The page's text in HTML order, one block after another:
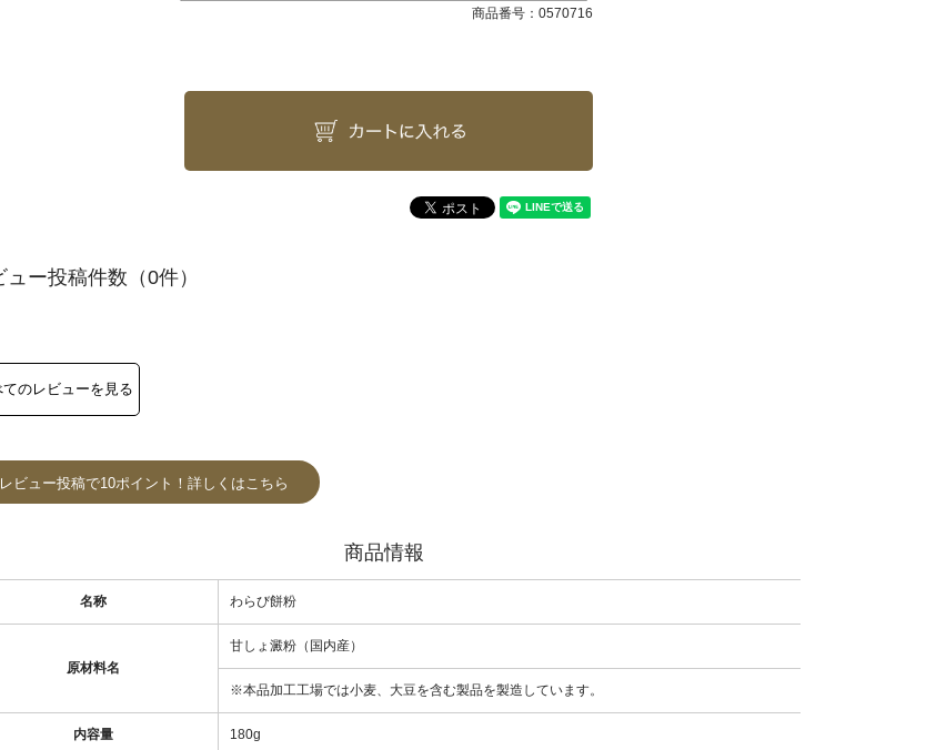
商品番号： 0570716
（0件）
レビュー投稿で10ポイント！詳しくはこちら
商品情報
名称 わらび餅粉
原材料名
甘しょ澱粉（国内産）
※本品加工工場では小麦、大豆を含む製品を製造しています。
内容量 180g